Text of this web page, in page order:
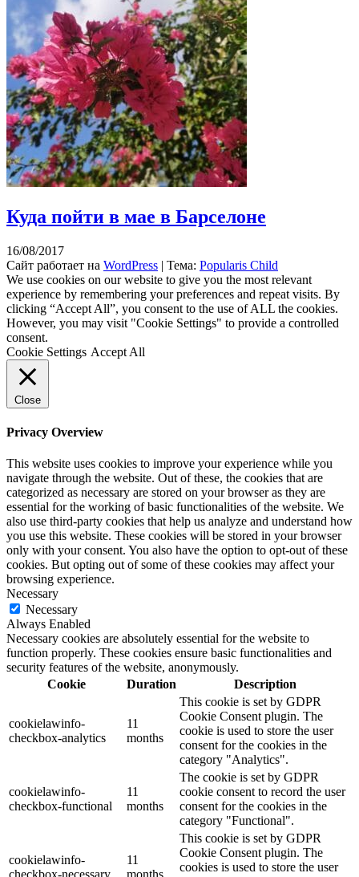
Куда пойти в мае в Барселоне
16/08/2017
Сайт работает на WordPress | Тема: Popularis Child
We use cookies on our website to give you the most relevant
experience by remembering your preferences and repeat visits. By
clicking “Accept All”, you consent to the use of ALL the cookies.
However, you may visit "Cookie Settings" to provide a controlled
consent.
Cookie Settings Accept All
Close
Privacy Overview
This website uses cookies to improve your experience while you
navigate through the website. Out of these, the cookies that are
categorized as necessary are stored on your browser as they are
essential for the working of basic functionalities of the website. We
also use third-party cookies that help us analyze and understand how
you use this website. These cookies will be stored in your browser
only with your consent. You also have the option to opt-out of these
cookies. But opting out of some of these cookies may affect your
browsing experience.
Necessary
Necessary
Always Enabled
Necessary cookies are absolutely essential for the website to
function properly. These cookies ensure basic functionalities and
security features of the website, anonymously.
Cookie
Duration Description
cookielawinfo-
checkbox-analytics
11
months
This cookie is set by GDPR
Cookie Consent plugin. The
cookie is used to store the user
consent for the cookies in the
category "Analytics".
cookielawinfo-
checkbox-functional
11
months
The cookie is set by GDPR
cookie consent to record the user
consent for the cookies in the
category "Functional".
cookielawinfo-
checkbox-necessary
11
months
This cookie is set by GDPR
Cookie Consent plugin. The
cookies is used to store the user